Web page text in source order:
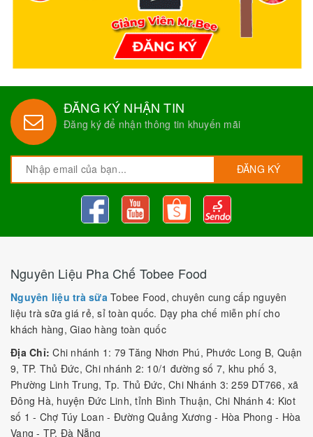
ĐĂNG KÝ NHẬN TIN
Đăng ký để nhận thông tin khuyến mãi
ĐĂNG KÝ
Nguyên Liệu Pha Chế Tobee Food
Nguyên liệu trà sữa Tobee Food, chuyên cung cấp nguyên
liệu trà sữa giá rẻ, sỉ toàn quốc. Dạy pha chế miễn phí cho
khách hàng, Giao hàng toàn quốc
Địa Chỉ: Chi nhánh 1: 79 Tăng Nhơn Phú, Phước Long B, Quận
9, TP. Thủ Đức, Chi nhánh 2: 10/1 đường số 7, khu phố 3,
Phường Linh Trung, Tp. Thủ Đức, Chi Nhánh 3: 259 DT766, xã
Đông Hà, huyện Đức Linh, tỉnh Bình Thuận, Chi Nhánh 4: Kiot
số 1 - Chợ Túy Loan - Đường Quảng Xương - Hòa Phong - Hòa
Vang - TP. Đà Nẵng